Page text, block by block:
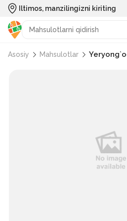
Iltimos, manzilingizni kiriting
Asosiy Mahsulotlar